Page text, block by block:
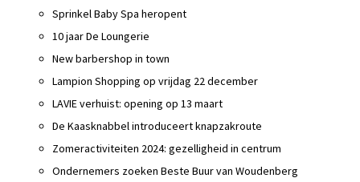
Sprinkel Baby Spa heropent
10 jaar De Loungerie
New barbershop in town
Lampion Shopping op vrijdag 22 december
LAVIE verhuist: opening op 13 maart
De Kaasknabbel introduceert knapzakroute
Zomeractiviteiten 2024: gezelligheid in centrum
Ondernemers zoeken Beste Buur van Woudenberg